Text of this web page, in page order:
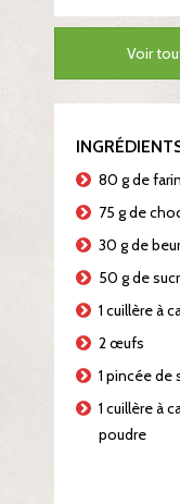
Voir
80 g de
75 g de
30 g de
50 g de
1 cuillère à
2 œufs
1 pincée de
1 cuillère à
poudre